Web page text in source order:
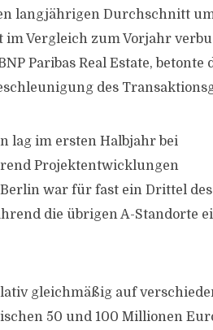
langjährigen Durchschnitt
im Vergleich zum Vorjahr
Paribas Real Estate, betonte
des
lag im ersten Halbjahr bei
Projektentwicklungen
war für fast ein Drittel des
die übrigen A-Standorte
gleichmäßig auf
50 und 100 Millionen